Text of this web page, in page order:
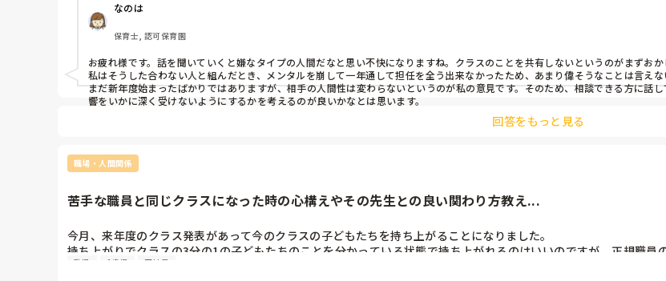
私も自分から確認すればいいのは分かってますが、言い方にグサグサくる毎日です…。
新年度になったばかりなのに1年間やっていける自信がなくなりました。
自分にも落ち度があることは勿論あるので、それは反省して改善していかないとな…と思ってますが、理不尽なこ
こういう人とどうやって日々一緒に保育をしていくのがいいのか…アドバイスください。
なのは
保育士, 認可保育園
お疲れ様です。話を聞いていくと嫌なタイプの人間だなと思い不快になりますね。クラスのことを共有しないというのがまずお
私はそうした合わない人と組んだとき、メンタルを崩して一年通して担任を全う出来なかったため、あまり偉そうなことは言え
まだ新年度始まったばかりではありますが、相手の人間性は変わらないというのが私の意見です。そのため、相談できる方に話
響をいかに深く受けないようにするかを考えるのが良いかなとは思います。
回答をもっと見る
職場・人間関係
苦手な職員と同じクラスになった時の心構えやその先生との良い関わり方教え...
今月、来年度のクラス発表があって今のクラスの子どもたちを持ち上がることになりました。
持ち上がりでクラスの3分の1の子どもたちのことを分かっている状態で持ち上がれるのはいいのですが、正規職員
乳児 1歳児 正社員